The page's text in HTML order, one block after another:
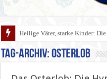
Heilige Väter, starke Kinder:
Tag-Archiv:Osterlob